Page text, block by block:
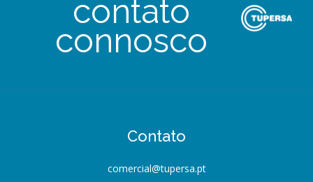
contato
connosco
Contato
comercial@tupersa.pt